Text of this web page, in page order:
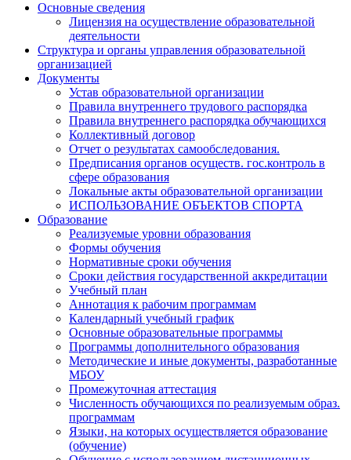
Основные сведения
Лицензия на осуществление образовательной
деятельности
Структура и органы управления образовательной
организацией
Документы
Устав образовательной организации
Правила внутреннего трудового распорядка
Правила внутреннего распорядка обучающихся
Коллективный договор
Отчет о результатах самообследования.
Предписания органов осуществ. гос.контроль в
сфере образования
Локальные акты образовательной организации
ИСПОЛЬЗОВАНИЕ ОБЪЕКТОВ СПОРТА
Образование
Реализуемые уровни образования
Формы обучения
Нормативные сроки обучения
Сроки действия государственной аккредитации
Учебный план
Аннотация к рабочим программам
Календарный учебный график
Основные образовательные программы
Программы дополнительного образования
Методические и иные документы, разработанные
МБОУ
Промежуточная аттестация
Численность обучающихся по реализуемым образ.
программам
Языки, на которых осуществляется образование
(обучение)